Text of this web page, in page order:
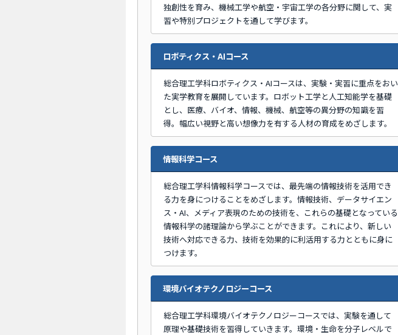
独創性を育み、機械工学や航空・宇宙工学の各分野に関して、実
習や特別プロジェクトを通して学びます。
ロボティクス・AIコース
総合理工学科ロボティクス・AIコースは、実験・実習に重点をおい
た実学教育を展開しています。ロボット工学と人工知能学を基礎
とし、医療、バイオ、情報、機械、航空等の異分野の知識を習
得。幅広い視野と高い想像力を有する人材の育成をめざします。
情報科学コース
総合理工学科情報科学コースでは、最先端の情報技術を活用でき
る力を身につけることをめざします。情報技術、データサイエン
ス・AI、メディア表現のための技術を、これらの基礎となっている
情報科学の諸理論から学ぶことができます。これにより、新しい
技術へ対応できる力、技術を効果的に利活用する力とともに身に
つけます。
環境バイオテクノロジーコース
総合理工学科環境バイオテクノロジーコースでは、実験を通して
原理や基礎技術を習得していきます。環境・生命を分子レベルで